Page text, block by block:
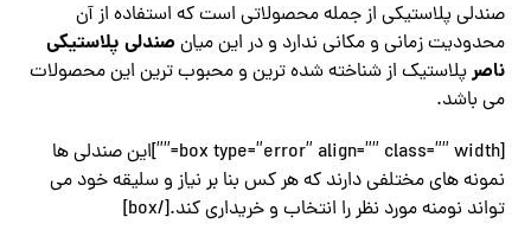
صندلی پلاستیکی از جمله محصولاتی است که استفاده از آن
محدودیت زمانی و مکانی ندارد و در این میان صندلی پلاستیکی
ناصرپلاستیک از شناخته شده ترین و محبوب ترین این محصولات
می باشد.
[box type=”error” align=”” class=”” width=””]این صندلی ها
نمونه های مختلفی دارند که هر کس بنا بر نیاز و سلیقه خود می
تواند نومنه مورد نظر را انتخاب و خریداری کند.[/box]